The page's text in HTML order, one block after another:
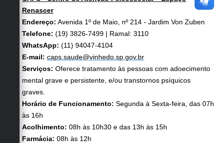
Renascer
Endereço: Avenida 1º de Maio, nº 214 - Jardim Von Zuben
Telefone: (19) 3826-7499 | Ramal: 3110
WhatsApp: (11) 94047-4104
E-mail: caps.saude@vinhedo.sp.gov.br
Serviços: Oferece tratamento às pessoas com adoecimento
mental grave e persistente, e/ou transtornos psíquicos
graves.
Horário de Funcionamento: Segunda à Sexta-feira, das 07h
às 16h
Acolhimento: 08h às 10h30 e das 13h às 15h
Farmácia: 08h às 12h